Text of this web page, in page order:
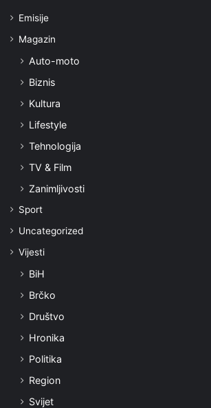
Emisije
Magazin
Auto-moto
Biznis
Kultura
Lifestyle
Tehnologija
TV & Film
Zanimljivosti
Sport
Uncategorized
Vijesti
BiH
Brčko
Društvo
Hronika
Politika
Region
Svijet